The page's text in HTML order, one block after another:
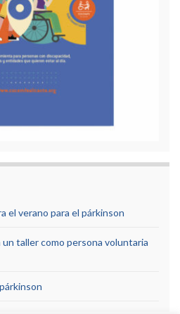
el verano para el párkinson
taller como persona voluntaria